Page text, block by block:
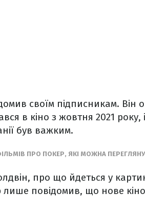
своїм підписникам. Він
в кіно з жовтня 2021
був важким.
ПРО ПОКЕР, ЯКІ МОЖНА
про що йдеться у
лише повідомив, що нове